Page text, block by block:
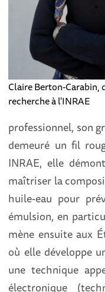
Claire Berton-Carabin,
recherche à l'INRAE
professionnel, son
demeuré un fil
INRAE, elle
maîtriser la
huile-eau pour
émulsion, en
mène ensuite aux
où elle développe
une technique
électronique